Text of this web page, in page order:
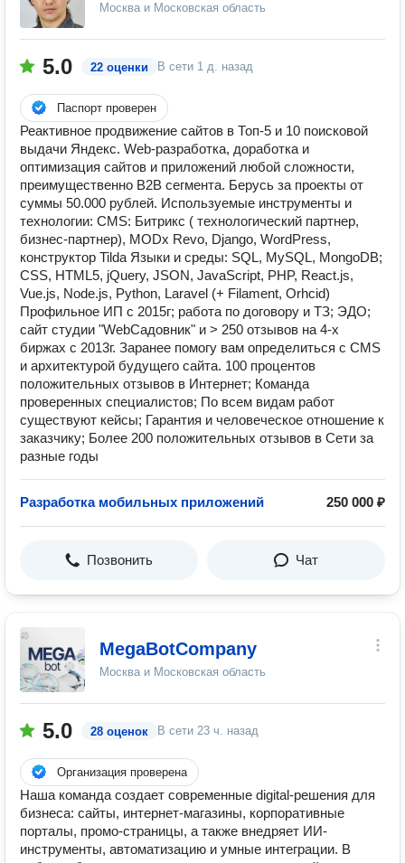
Москва и Московская область
5.0 22 оценки В сети 1 д. назад
Паспорт проверен
Реактивное продвижение сайтов в Топ-5 и 10 поисковой
выдачи Яндекс. Web-разработка, доработка и
оптимизация сайтов и приложений любой сложности,
преимущественно B2B сегмента. Берусь за проекты от
суммы 50.000 рублей. Используемые инструменты и
технологии: CMS: Битрикс ( технологический партнер,
бизнес-партнер), MODx Revo, Django, WordPress,
конструктор Tilda Языки и среды: SQL, MySQL, MongoDB;
CSS, HTML5, jQuery, JSON, JavaScript, PHP, React.js,
Vue.js, Node.js, Python, Laravel (+ Filament, Orhcid)
Профильное ИП с 2015г; работа по договору и ТЗ; ЭДО;
сайт студии "WebСадовник" и > 250 отзывов на 4-х
биржах с 2013г. Заранее помогу вам определиться с CMS
и архитектурой будущего сайта. 100 процентов
положительных отзывов в Интернет; Команда
проверенных специалистов; По всем видам работ
существуют кейсы; Гарантия и человеческое отношение к
заказчику; Более 200 положительных отзывов в Сети за
разные годы
Разработка мобильных приложений 250 000 ₽
Позвонить Чат
МеgaBotCompany
Москва и Московская область
5.0 28 оценок В сети 23 ч. назад
Организация проверена
Наша команда создает современные digital-решения для
бизнеса: сайты, интернет-магазины, корпоративные
порталы, промо-страницы, а также внедряет ИИ-
инструменты, автоматизацию и умные интеграции. В